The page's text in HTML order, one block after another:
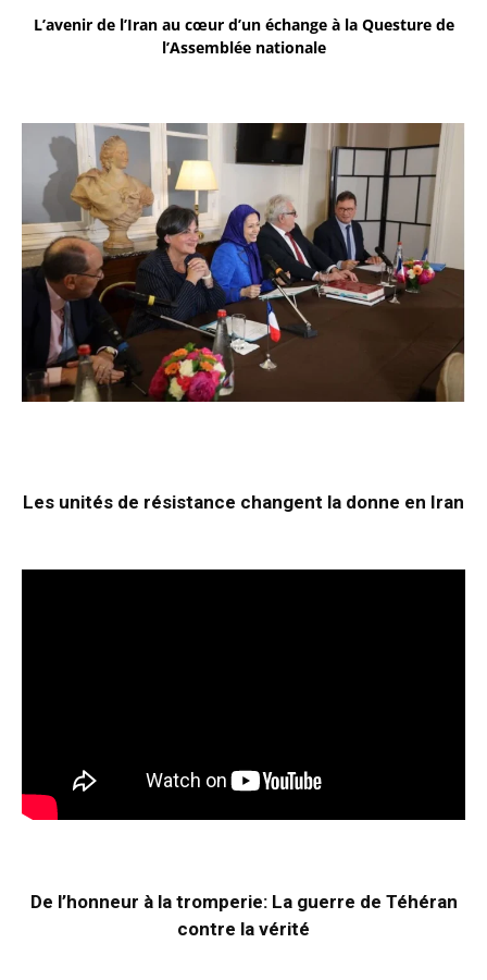
L’avenir de l’Iran au cœur d’un échange à la Questure de
l’Assemblée nationale
Les unités de résistance changent la donne en Iran
De l’honneur à la tromperie: La guerre de Téhéran
contre la vérité